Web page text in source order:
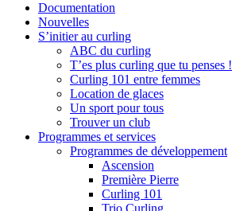
Documentation
Nouvelles
S’initier au curling
ABC du curling
T’es plus curling que tu penses !
Curling 101 entre femmes
Location de glaces
Un sport pour tous
Trouver un club
Programmes et services
Programmes de développement
Ascension
Première Pierre
Curling 101
Trio Curling